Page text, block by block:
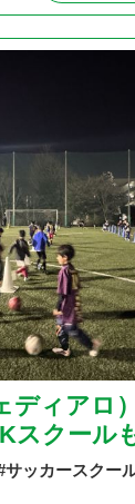
ディアロ
スクール
ッカースクー